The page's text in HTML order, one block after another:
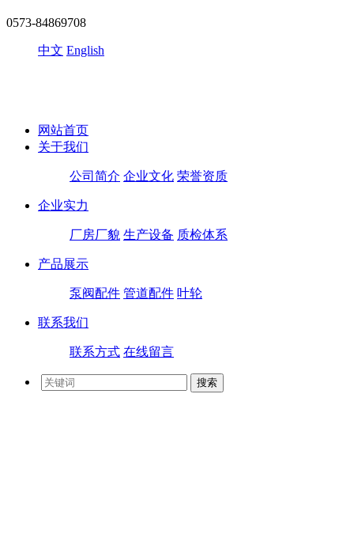
0573-84869708
中文 English
网站首页
关于我们
公司简介 企业文化 荣誉资质
企业实力
厂房厂貌 生产设备 质检体系
产品展示
泵阀配件 管道配件 叶轮
联系我们
联系方式 在线留言